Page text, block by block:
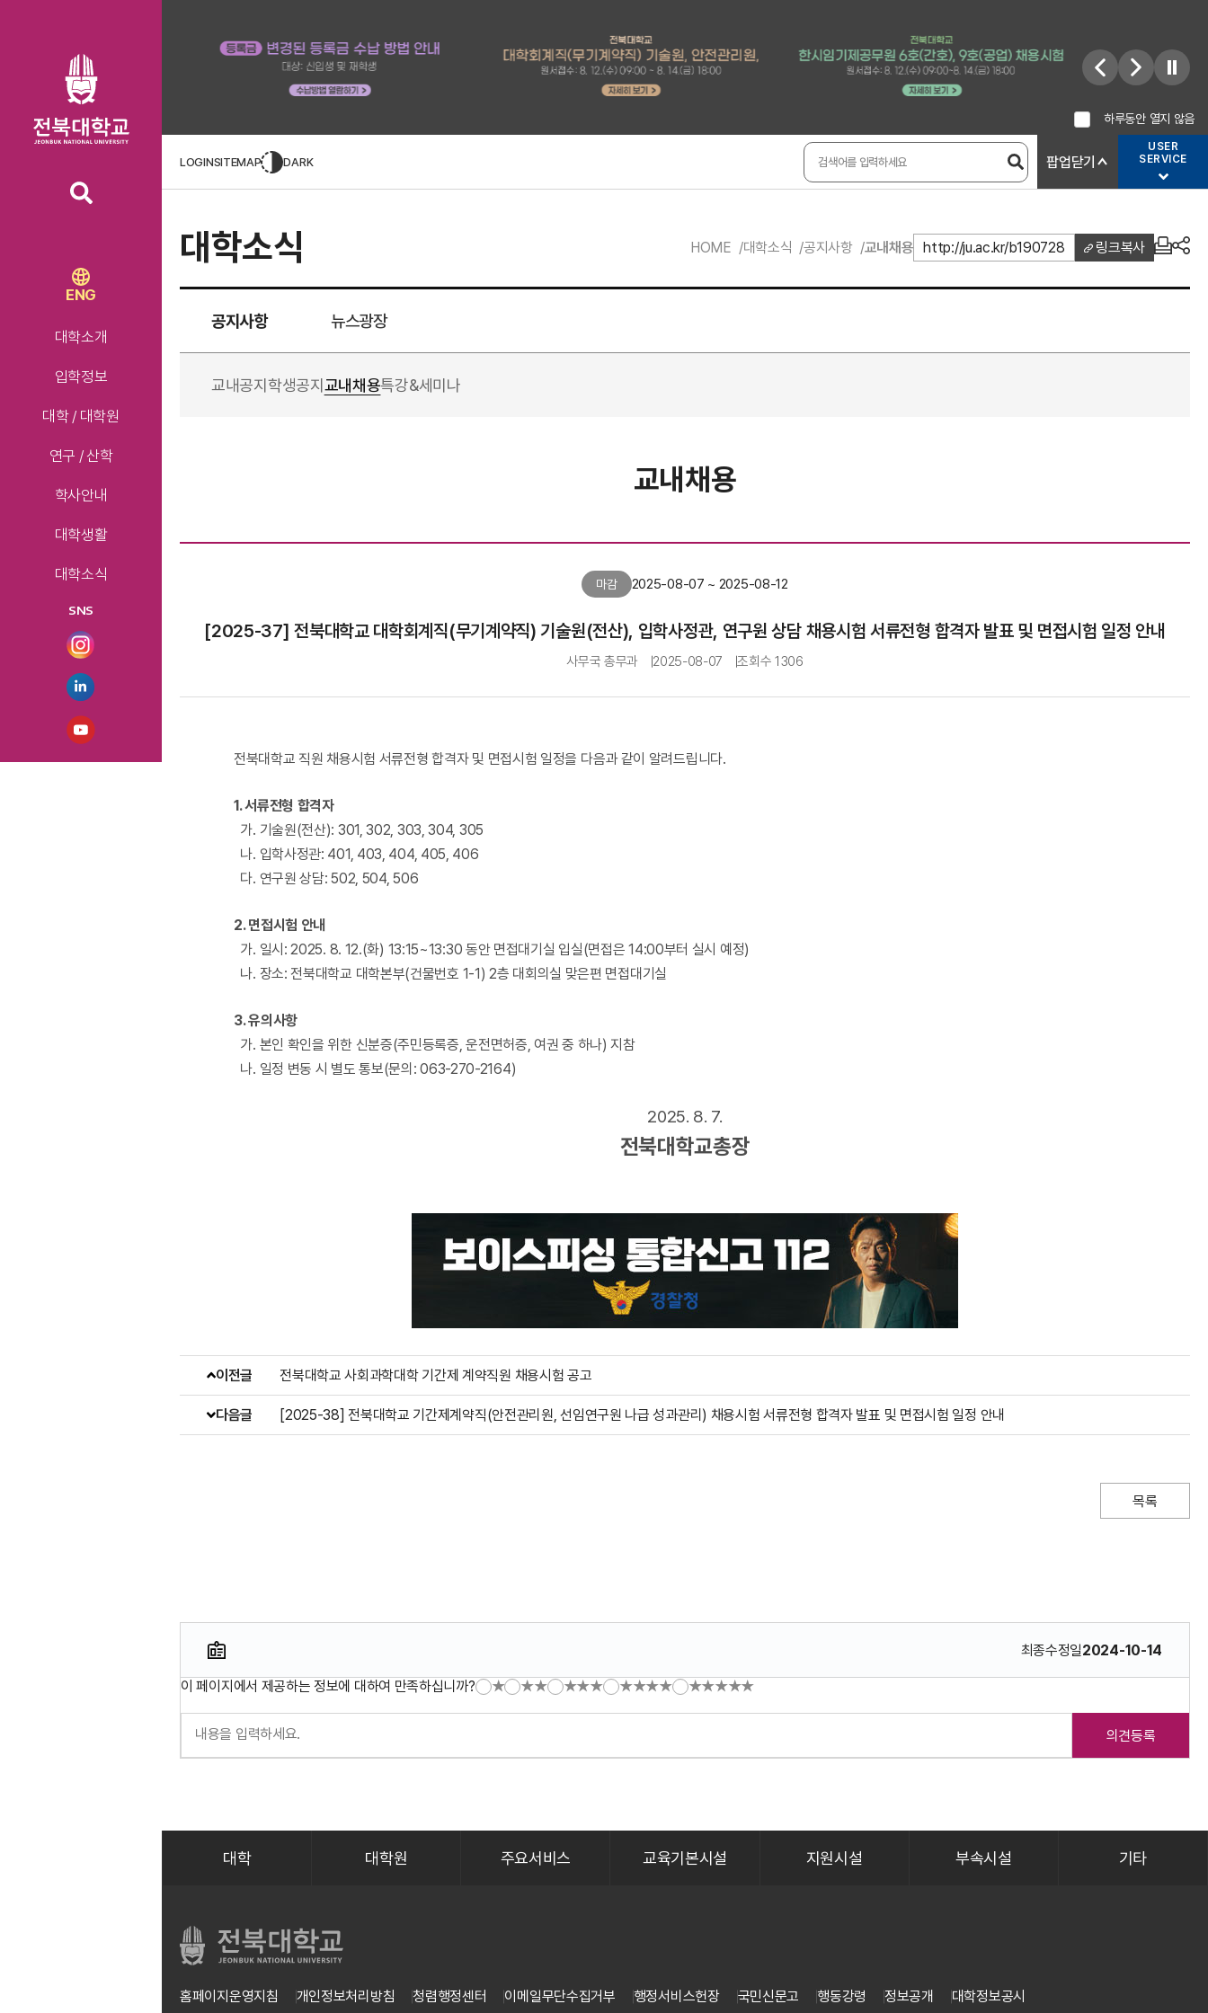
하루동안 열지 않음
ENG
대학소개
입학정보
대학 / 대학원
연구 / 산학
학사안내
대학생활
대학소식
SNS
LOGINSITEMAP DARK 팝업닫기
USER
SERVICE
대학소식 HOME 대학소식 공지사항 교내채용 http://ju.ac.kr/b190728 링크복사
공지사항 뉴스광장
교내공지 학생공지 교내채용특강&세미나
교내채용
마감 2025-08-07 ~ 2025-08-12
[2025-37] 전북대학교 대학회계직(무기계약직) 기술원(전산), 입학사정관, 연구원 상담 채용시험 서류전형 합격자 발표 및 면접시험 일정 안내
사무국 총무과 2025-08-07 조회수 1306
전북대학교 직원 채용시험 서류전형 합격자 및 면접시험 일정을 다음과 같이 알려드립니다.
1.서류전형 합격자
가. 기술원(전산): 301, 302, 303, 304, 305
나. 입학사정관: 401, 403, 404, 405, 406
다. 연구원 상담: 502, 504, 506
2.면접시험 안내
가. 일시 : 2025. 8. 12.(화) 13:15~13:30 동안 면접대기실 입실(면접은14:00부터 실시 예정)
나. 장소: 전북대학교 대학본부(건물번호 1-1) 2층 대회의실 맞은편 면접대기실
3.유의사항
가. 본인 확인을 위한 신분증(주민등록증,운전면허증, 여권 중 하나)지참
나. 일정 변동 시 별도 통보(문의 : 063-270-2164)
2025. 8. 7.
전북대학교총장
이전글 전북대학교 사회과학대학 기간제 계약직원 채용시험 공고
다음글 [2025-38] 전북대학교 기간제계약직(안전관리원, 선임연구원 나급 성과관리) 채용시험 서류전형 합격자 발표 및 면접시험 일정 안내
목록
최종수정일2024-10-14
이 페이지에서 제공하는 정보에 대하여 만족하십니까? ★ ★★ ★★★ ★★★★ ★★★★★
의견등록
대학 대학원 주요서비스 교육기본시설 지원시설 부속시설 기타
홈페이지운영지침 개인정보처리방침 청렴행정센터 이메일무단수집거부 행정서비스헌장 국민신문고 행동강령 정보공개 대학정보공시